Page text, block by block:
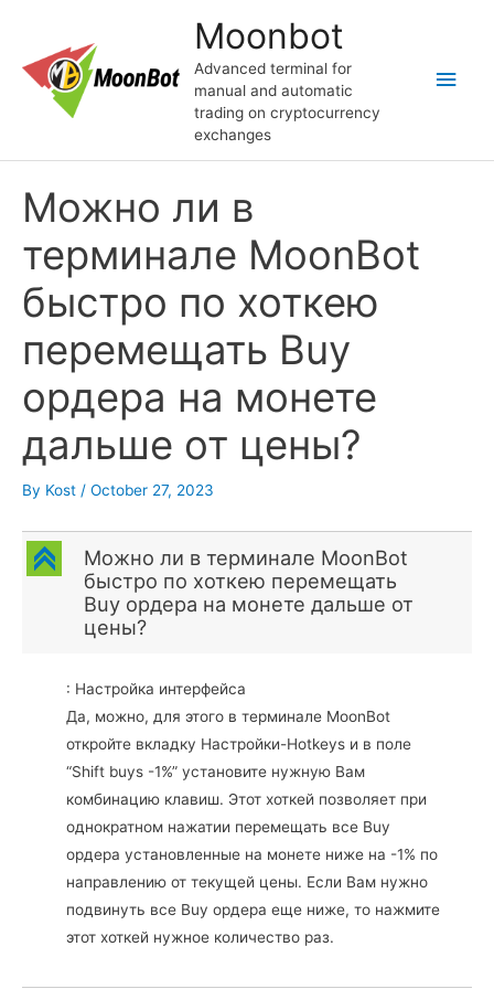
content
Moonbot
Advanced terminal for
manual and automatic
trading on cryptocurrency
exchanges
Main
Можно ли в
терминале MoonBot
быстро по хоткею
перемещать Buy
ордера на монете
дальше от цены?
By Kost / October 27, 2023
C
Можно ли в терминале MoonBot
быстро по хоткею перемещать
Buy ордера на монете дальше от
цены?
: Настройка интерфейса
Да, можно, для этого в терминале MoonBot
откройте вкладку Настройки-Hotkeys и в поле
“Shift buys -1%” установите нужную Вам
комбинацию клавиш. Этот хоткей позволяет при
однократном нажатии перемещать все Buy
ордера установленные на монете ниже на -1% по
направлению от текущей цены. Если Вам нужно
подвинуть все Buy ордера еще ниже, то нажмите
этот хоткей нужное количество раз.